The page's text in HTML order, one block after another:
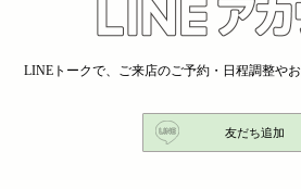
LINEトークで、ご来店のご予約・日程調整や
友だち追加